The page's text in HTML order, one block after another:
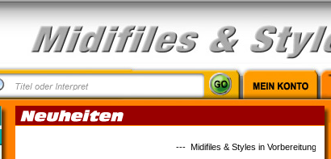
--- Midifiles & Styles in Vorbereitung: